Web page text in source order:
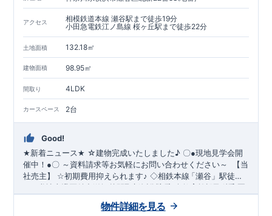
市場でも、長期優良住宅が有利に働きます。
【充実のアフターサポート】
・東栄住宅では、お引渡し後最大10回の無料定期点検と、60年
間の品質保証を実施。お引渡しからが本当のお付き合いだと考
え、アフターサービスを外部の業者に委託せず、東栄住宅グル
ープ「東栄ホームサービス株式会社」にて責任をもって対応い
たします。
アクセス
相模鉄道本線 瀬谷駅まで徒歩19分
小田急電鉄江ノ島線 桜ヶ丘駅まで徒歩22分
土地面積 132.18㎡
建物面積 98.95㎡
間取り 4LDK
カースペース 2台
Good!
★新着ニュース ★ ☆建物完成いたしました♪ 〇●現地見学会開
催中！ ●〇 ～資料請求等お気軽にお問い合わせください～
【当
社売主】
☆初期費用抑えられます♪ ◇相鉄本線「瀬谷 」駅徒歩
１９分♪​ ◇全区画３９坪越えの新規分譲地
◇教育施設が徒歩圏
当社自慢の魅力溢れる間取り & 設備 暮らしやすく長く愛さ
・開放感を演出するスタイリッシュな間取り
物件詳細を見る